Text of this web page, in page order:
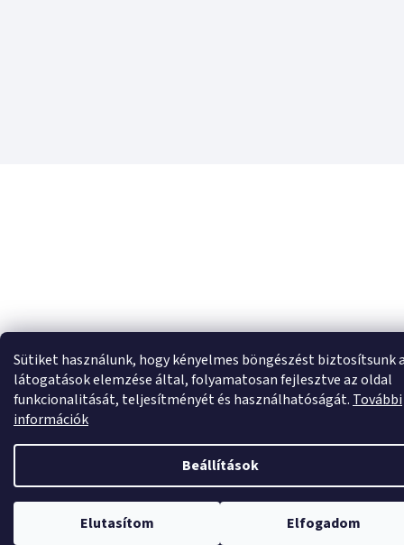
Sütiket használunk, hogy kényelmes böngészést biztosítsunk
látogatások elemzése által, folyamatosan fejlesztve az oldal
funkcionalitását, teljesítményét és használhatóságát. További
információk
Beállítások
Elutasítom Elfogadom